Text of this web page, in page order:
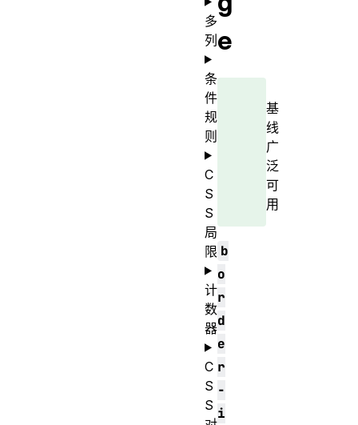
e
基
线
广
泛
可
用
b
o
r
d
e
r
-
i
多
列
条
件
规
则
C
S
S
局
限
计
数
器
C
S
S